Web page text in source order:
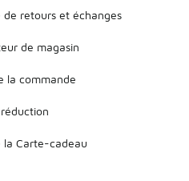
de retours et échanges
de magasin
la commande
la Carte-cadeau